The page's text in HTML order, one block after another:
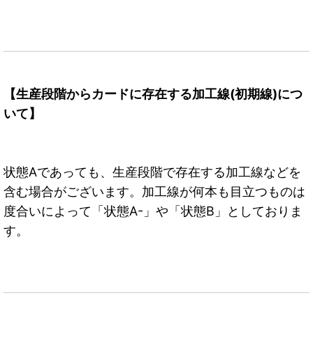
【生産段階からカードに存在する加工線(初期線)につ
いて】
状態Aであっても、生産段階で存在する加工線などを
含む場合がございます。加工線が何本も目立つものは
度合いによって「状態A-」や「状態B」としておりま
す。